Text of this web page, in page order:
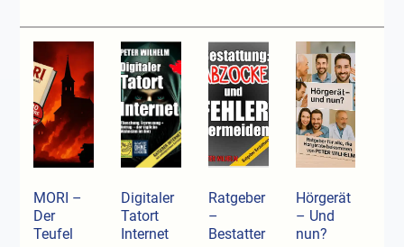
MORI –
Der
Teufel
Digitaler
Tatort
Internet
Ratgeber
–
Bestatter
Hörgerät
– Und
nun?